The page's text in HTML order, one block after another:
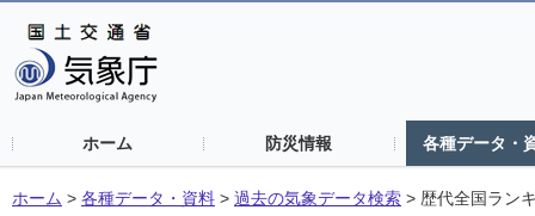
ホーム 防災情報 各種データ・
ホーム > 各種データ・資料 > 過去の気象データ検索 > 歴代全国ラン